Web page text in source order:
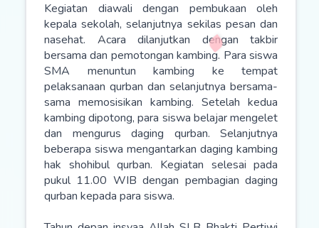
Kegiatan diawali dengan pembukaan oleh
kepala sekolah, selanjutnya sekilas pesan dan
nasehat. Acara dilanjutkan dengan takbir
bersama dan pemotongan kambing. Para siswa
SMA menuntun kambing ke tempat
pelaksanaan qurban dan selanjutnya bersama-
sama memosisikan kambing. Setelah kedua
kambing dipotong, para siswa belajar mengelet
dan mengurus daging qurban. Selanjutnya
beberapa siswa mengantarkan daging kambing
hak shohibul qurban. Kegiatan selesai pada
pukul 11.00 WIB dengan pembagian daging
qurban kepada para siswa.